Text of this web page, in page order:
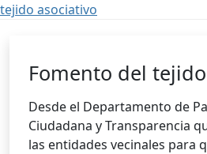
tejido asociativo
Fomento del
Desde el Departamento de
Ciudadana y Transparencia
las entidades vecinales para